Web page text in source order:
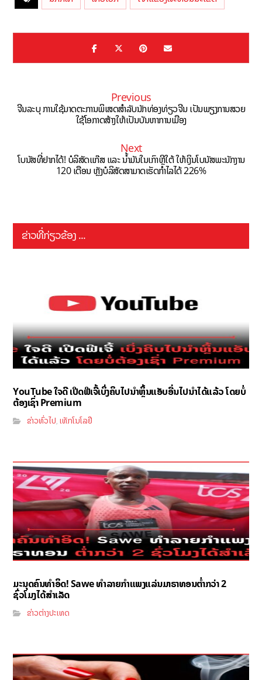
Previous
ຈີນລະບຸ ການໃຊ້ມາດຕະການພິເສດສຳລັບນັກທ່ອງທ່ຽວຈີນ ເປັນພຽງການສວຍ
ໃຊ້ໂອກາດສ້າງໃຫ້ເປັນບັນຫາການເມືອງ
Next
ໂບນັສທີ່ຢາກໄດ້! ບໍລິສັດແກ໊ສ ແລະ ນ້ຳມັນໃນເກົາຫຼີໃຕ້ ໃຫ້ເງິນໂບນັສພະນັກງານ
120 ເດືອນ ຫຼັງບໍລິສັດສາມາດເຮັດກຳໄລໄດ້ 226%
ຂ່າວທີ່ກ່ຽວຂ້ອງ ...
YouTube ໃຈດີ ເປີດຟີເຈີ້ເບິ່ງຄິບໄປນຳຫຼິ້ນແອັບອື່ນໄປນຳໄດ້ແລ້ວ ໂດຍບໍ່
ຕ້ອງເຊົ່າ Premium
ຂ່າວທົ່ວໄປ,ເທັກໂນໂລຢີ
ມະນຸດຄົນທຳອິດ! Sawe ທຳລາຍກຳແພງແລ່ນມາຣາທອນຕ່ຳກວ່າ 2
ຊົ່ວໂມງໄດ້ສຳເລັດ
ຂ່າວຕ່າງປະເທດ